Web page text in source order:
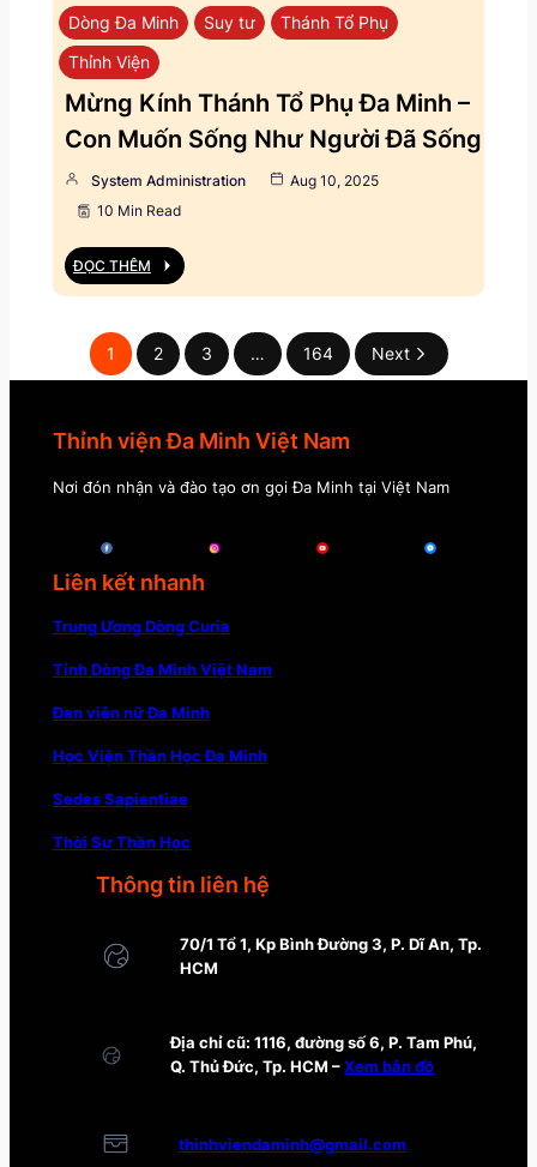
Dòng Đa Minh Suy tư
Thánh Tổ Phụ
Thỉnh Viện
Mừng Kính Thánh Tổ Phụ Đa Minh –
Con Muốn Sống Như Người Đã Sống
System Administration
Aug 10, 2025
10 Min Read
ĐỌC THÊM
1 2 3 … 164 Next
Thỉnh viện Đa Minh Việt Nam
Nơi đón nhận và đào tạo ơn gọi Đa Minh tại Việt Nam
Liên kết nhanh
Trung Ương Dòng Curia
Tỉnh Dòng Đa Minh Việt Nam
Đan viện nữ Đa Minh
Học Viện Thần Học Đa Minh
Sedes Sapientiae
Thời Sự Thần Học
Thông tin liên hệ
70/1 Tổ 1, Kp Bình Đường 3, P. Dĩ An, Tp.
HCM
Địa chỉ cũ: 1116, đường số 6, P. Tam Phú,
Q. Thủ Đức, Tp. HCM –Xem bản đồ
thinhviendaminh@gmail.com